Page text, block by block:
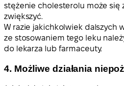
stężenie cholesterolu może się
zwiększyć.
W razie jakichkolwiek dalszych
ze stosowaniem tego leku
do lekarza lub farmaceuty.
4. Możliwe działania